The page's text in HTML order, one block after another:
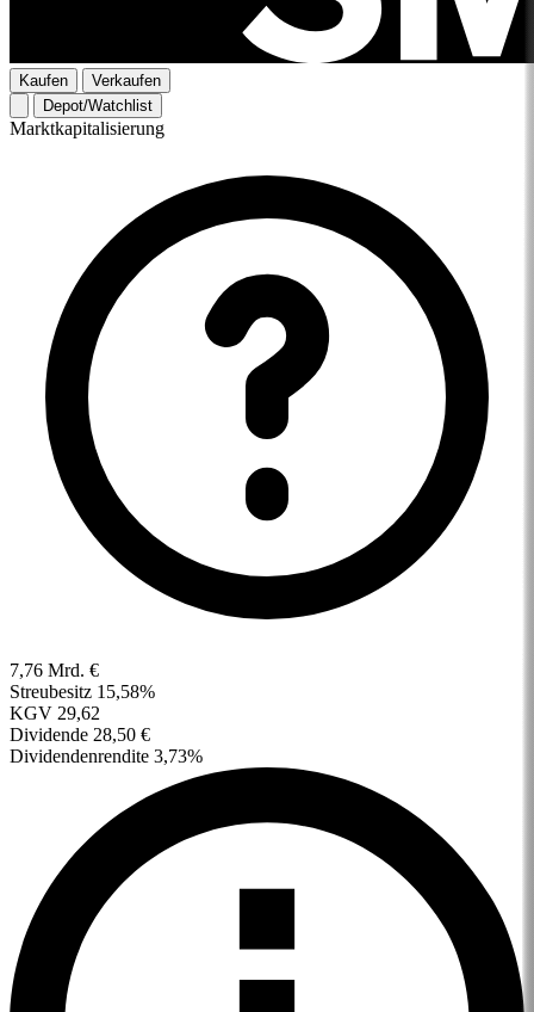
Kaufen
Verkaufen
Depot/Watchlist
Marktkapitalisierung
7,76 Mrd. €
Streubesitz 15,58%
KGV 29,62
Dividende 28,50 €
Dividendenrendite 3,73%